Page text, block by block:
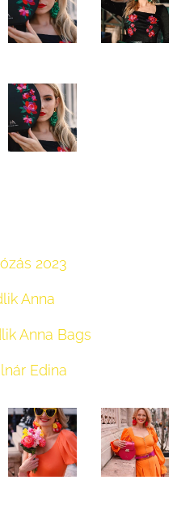
2023
Anna
Anna Bags
Edina